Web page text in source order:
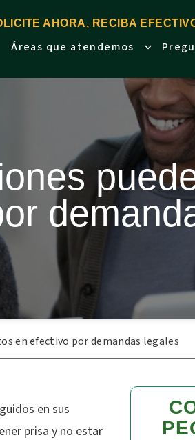
AHORA, RECIBA
Áreas que atendemos
en efectivo por demandas legales
en sus
prisa y no estar